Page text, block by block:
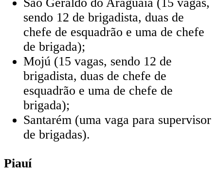
São Geraldo do Araguaia (15 vagas,
sendo 12 de brigadista, duas de
chefe de esquadrão e uma de chefe
de brigada);
Mojú (15 vagas, sendo 12 de
brigadista, duas de chefe de
esquadrão e uma de chefe de
brigada);
Santarém (uma vaga para supervisor
de brigadas).
Piauí